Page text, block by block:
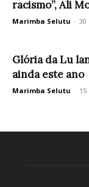
racismo”, Ali
Marimba Selutu - 30
Glória da Lu
ainda este ano
Marimba Selutu -